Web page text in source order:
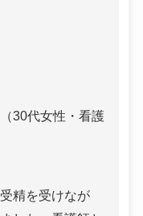
30代女性・看護
精を受けなが